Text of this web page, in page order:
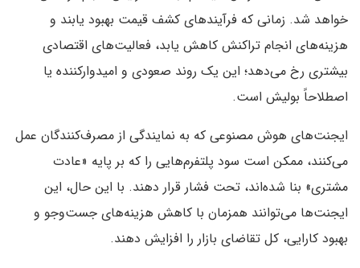
خواهد شد. زمانی که فرآیندهای کشف قیمت بهبود یابند و
هزینه‌های انجام تراکنش کاهش یابد، فعالیت‌های اقتصادی
بیشتری رخ می‌دهد؛ این یک روند صعودی و امیدوارکننده یا
اصطلاحاً بولیش است.
ایجنت‌های هوش مصنوعی که به نمایندگی از مصرف‌کنندگان عمل
می‌کنند، ممکن است سود پلتفرم‌هایی را که بر پایه «عادت
مشتری» بنا شده‌اند، تحت فشار قرار دهند. با این حال، این
ایجنت‌ها می‌توانند همزمان با کاهش هزینه‌های جست‌وجو و
بهبود کارایی، کل تقاضای بازار را افزایش دهند.